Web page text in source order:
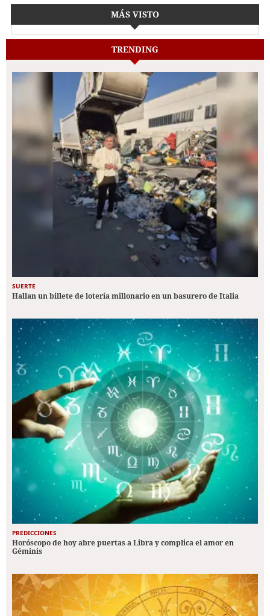
MÁS VISTO
TRENDING
SUERTE
Hallan un billete de lotería millonario en un basurero de Italia
PREDICCIONES
Horóscopo de hoy abre puertas a Libra y complica el amor en
Géminis